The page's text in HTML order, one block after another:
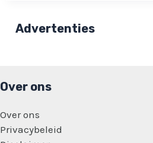
2024:
Advertenties
Over ons
Over ons
Privacybeleid